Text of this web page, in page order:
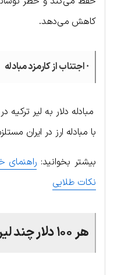
کاهش می‌دهد.
· اجتناب از کارمزد مبادله
مبادله دلار به لیر
با مبادله ارز در ایران
بیشتر بخوانید: راهنمای
نکات طلایی
هر ۱۰۰ دلار چند لیر است؟